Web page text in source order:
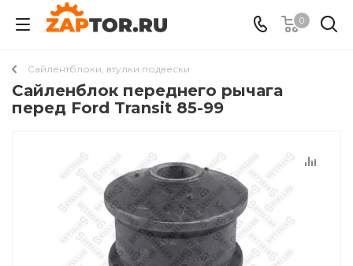
0
Сайлентблоки, втулки подвески
Сайленблок переднего рычага
перед Ford Transit 85-99